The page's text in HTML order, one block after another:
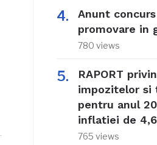
Anunt
promovare in
780 views
RAPORT
impozitelor si
pentru anul
inflatiei de
765 views